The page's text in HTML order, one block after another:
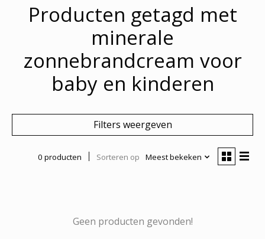
Producten getagd met
minerale
zonnebrandcream voor
baby en kinderen
Filters weergeven
0 producten Sorteren op Meest bekeken
Geen producten gevonden!